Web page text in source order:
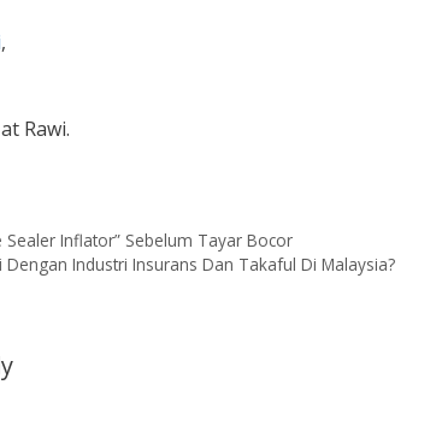
,
Sealer Inflator” Sebelum Tayar Bocor
Dengan Industri Insurans Dan Takaful Di Malaysia?